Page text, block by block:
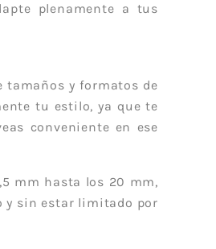
plenamente a tus
tamaños y formatos de
tu estilo, ya que te
conveniente en ese
mm hasta los 20 mm,
y sin estar limitado por